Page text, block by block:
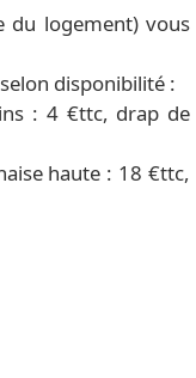
du logement) vous
disponibilité :
: 4 €ttc, drap de
haute : 18 €ttc,